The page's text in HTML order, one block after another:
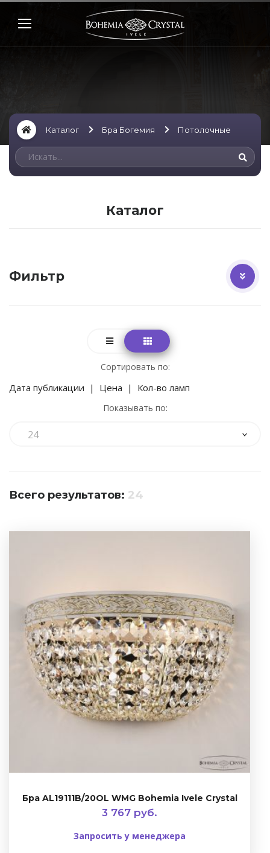
Каталог Бра Богемия Потолочные
Сортировать по:
Дата публикации | Цена | Кол-во ламп
Показывать по:
24
Всего результатов: 24
Бра AL19111B/20OL WMG Bohemia Ivele Crystal
3 767 руб.
Запросить у менеджера
Каталог
Фильтр